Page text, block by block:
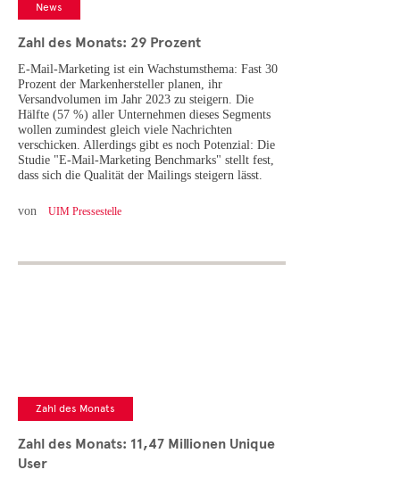
News
Zahl des Monats: 29 Prozent
E-Mail-Marketing ist ein Wachstumsthema: Fast 30
Prozent der Markenhersteller planen, ihr
Versandvolumen im Jahr 2023 zu steigern. Die
Hälfte (57 %) aller Unternehmen dieses Segments
wollen zumindest gleich viele Nachrichten
verschicken. Allerdings gibt es noch Potenzial: Die
Studie "E-Mail-Marketing Benchmarks" stellt fest,
dass sich die Qualität der Mailings steigern lässt.
von UIM Pressestelle
Zahl des Monats
Zahl des Monats: 11,47 Millionen Unique
User